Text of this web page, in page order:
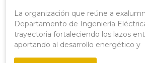
La organización que reúne a
Departamento de Ingeniería
trayectoria fortaleciendo los lazos
aportando al desarrollo energético y